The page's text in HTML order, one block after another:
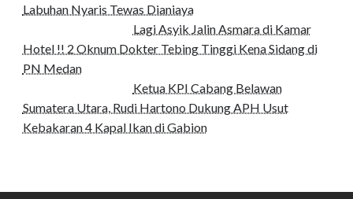
Labuhan Nyaris Tewas Dianiaya
Lagi Asyik Jalin Asmara di Kamar
Hotel !! 2 Oknum Dokter Tebing Tinggi Kena Sidang di
PN Medan
Ketua KPI Cabang Belawan
Sumatera Utara, Rudi Hartono Dukung APH Usut
Kebakaran 4 Kapal Ikan di Gabion